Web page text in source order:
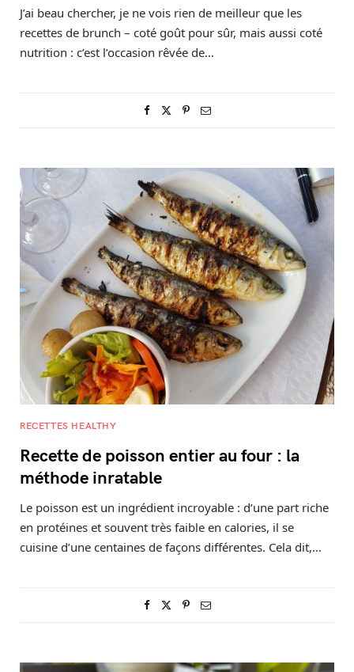
J’ai beau chercher, je ne vois rien de meilleur que les
recettes de brunch – coté goût pour sûr, mais aussi coté
nutrition : c’est l’occasion rêvée de…
RECETTES HEALTHY
Recette de poisson entier au four : la
méthode inratable
Le poisson est un ingrédient incroyable : d’une part riche
en protéines et souvent très faible en calories, il se
cuisine d’une centaines de façons différentes. Cela dit,…